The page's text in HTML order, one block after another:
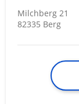
Milchberg 21
82335 Berg